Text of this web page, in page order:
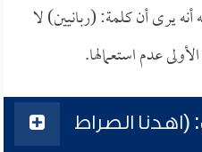
يرى أن كلمة: (ربانيين) لا
عدم استعمالها.
الصراط